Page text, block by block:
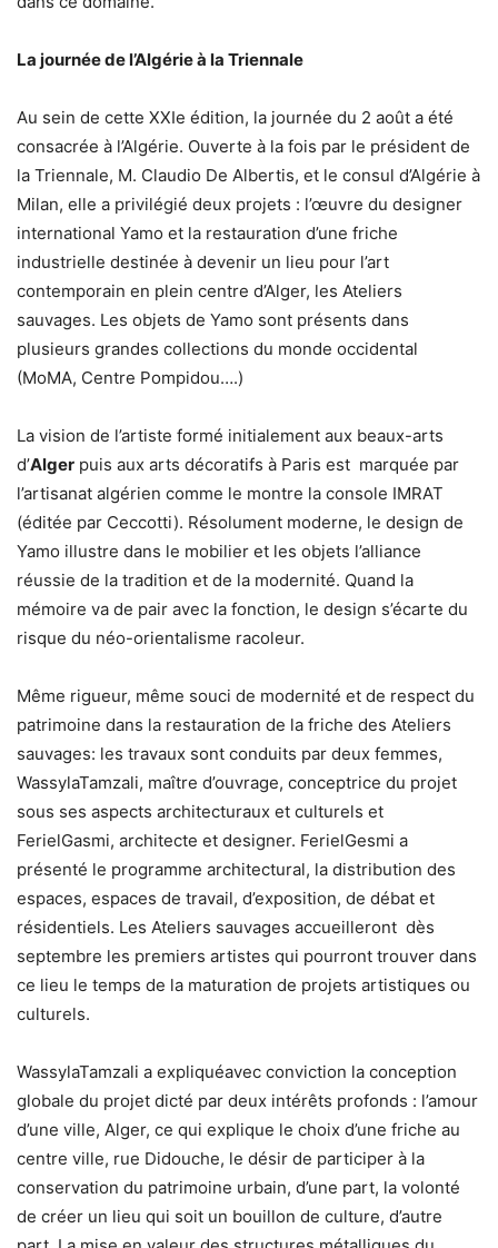
La journée de l’Algérie à la Triennale
Au sein de cette XXIe édition, la journée du 2 août a été
consacrée à l’Algérie. Ouverte à la fois par le président de
la Triennale, M. Claudio De Albertis, et le consul d’Algérie à
Milan, elle a privilégié deux projets : l’œuvre du designer
international Yamo et la restauration d’une friche
industrielle destinée à devenir un lieu pour l’art
contemporain en plein centre d’Alger, les Ateliers
sauvages. Les objets de Yamo sont présents dans
plusieurs grandes collections du monde occidental
(MoMA, Centre Pompidou….)
La vision de l’artiste formé initialement aux beaux-arts
d’Alger puis aux arts décoratifs à Paris est marquée par
l’artisanat algérien comme le montre la console IMRAT
(éditée par Ceccotti). Résolument moderne, le design de
Yamo illustre dans le mobilier et les objets l’alliance
réussie de la tradition et de la modernité. Quand la
mémoire va de pair avec la fonction, le design s’écarte du
risque du néo-orientalisme racoleur.
Même rigueur, même souci de modernité et de respect du
patrimoine dans la restauration de la friche des Ateliers
sauvages: les travaux sont conduits par deux femmes,
WassylaTamzali, maître d’ouvrage, conceptrice du projet
sous ses aspects architecturaux et culturels et
FerielGasmi, architecte et designer. FerielGesmi a
présenté le programme architectural, la distribution des
espaces, espaces de travail, d’exposition, de débat et
résidentiels. Les Ateliers sauvages accueilleront dès
septembre les premiers artistes qui pourront trouver dans
ce lieu le temps de la maturation de projets artistiques ou
culturels.
WassylaTamzali a expliquéavec conviction la conception
globale du projet dicté par deux intérêts profonds : l’amour
d’une ville, Alger, ce qui explique le choix d’une friche au
centre ville, rue Didouche, le désir de participer à la
conservation du patrimoine urbain, d’une part, la volonté
de créer un lieu qui soit un bouillon de culture, d’autre